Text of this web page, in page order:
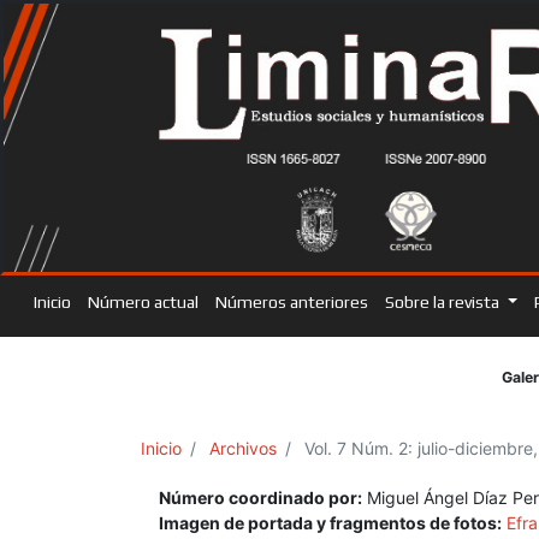
Inicio Número actual Números anteriores Sobre la revista
Inicio Archivos Vol. 7 Núm. 2: julio-
Número coordinado por: Miguel Ángel Díaz
Imagen de portada y fragmentos de fotos: